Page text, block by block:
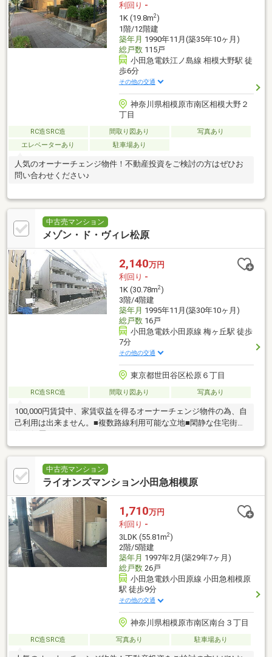
利回り -
1K (19.8m2)
1階/12階建
築年月 1990年11月(築35年10ヶ月)
総戸数115戸
小田急電鉄江ノ島線 相模大野駅 徒
歩6分
その他の交通
神奈川県相模原市南区相模大野２
丁目
RC造SRC造 間取り図あり
写真あり
エレベーターあり
駐車場あり
人気のオーナーチェンジ物件！不動産投資をご検討の方はぜひお
問い合わせください♪
中古売マンション
メゾン・ド・ヴィレ松原
2,140万円
利回り -
1K (30.78m2)
3階/4階建
築年月 1995年11月(築30年10ヶ月)
総戸数16戸
小田急電鉄小田原線 梅ヶ丘駅 徒歩
7分
その他の交通
東京都世田谷区松原６丁目
RC造SRC造 間取り図あり 写真あり
100,000円賃貸中、家賃収益を得るオーナーチェンジ物件の為、自
己利用は出来ません。■複数路線利用可能な立地■閑静な住宅街に
中古売マンション
ライオンズマンション小田急相模原
1,710万円
利回り -
3LDK (55.81m2)
2階/5階建
築年月 1997年2月(築29年7ヶ月)
総戸数26戸
小田急電鉄小田原線 小田急相模原
駅 徒歩9分
その他の交通
神奈川県相模原市南区南台３丁目
RC造SRC造 写真あり 駐車場あり